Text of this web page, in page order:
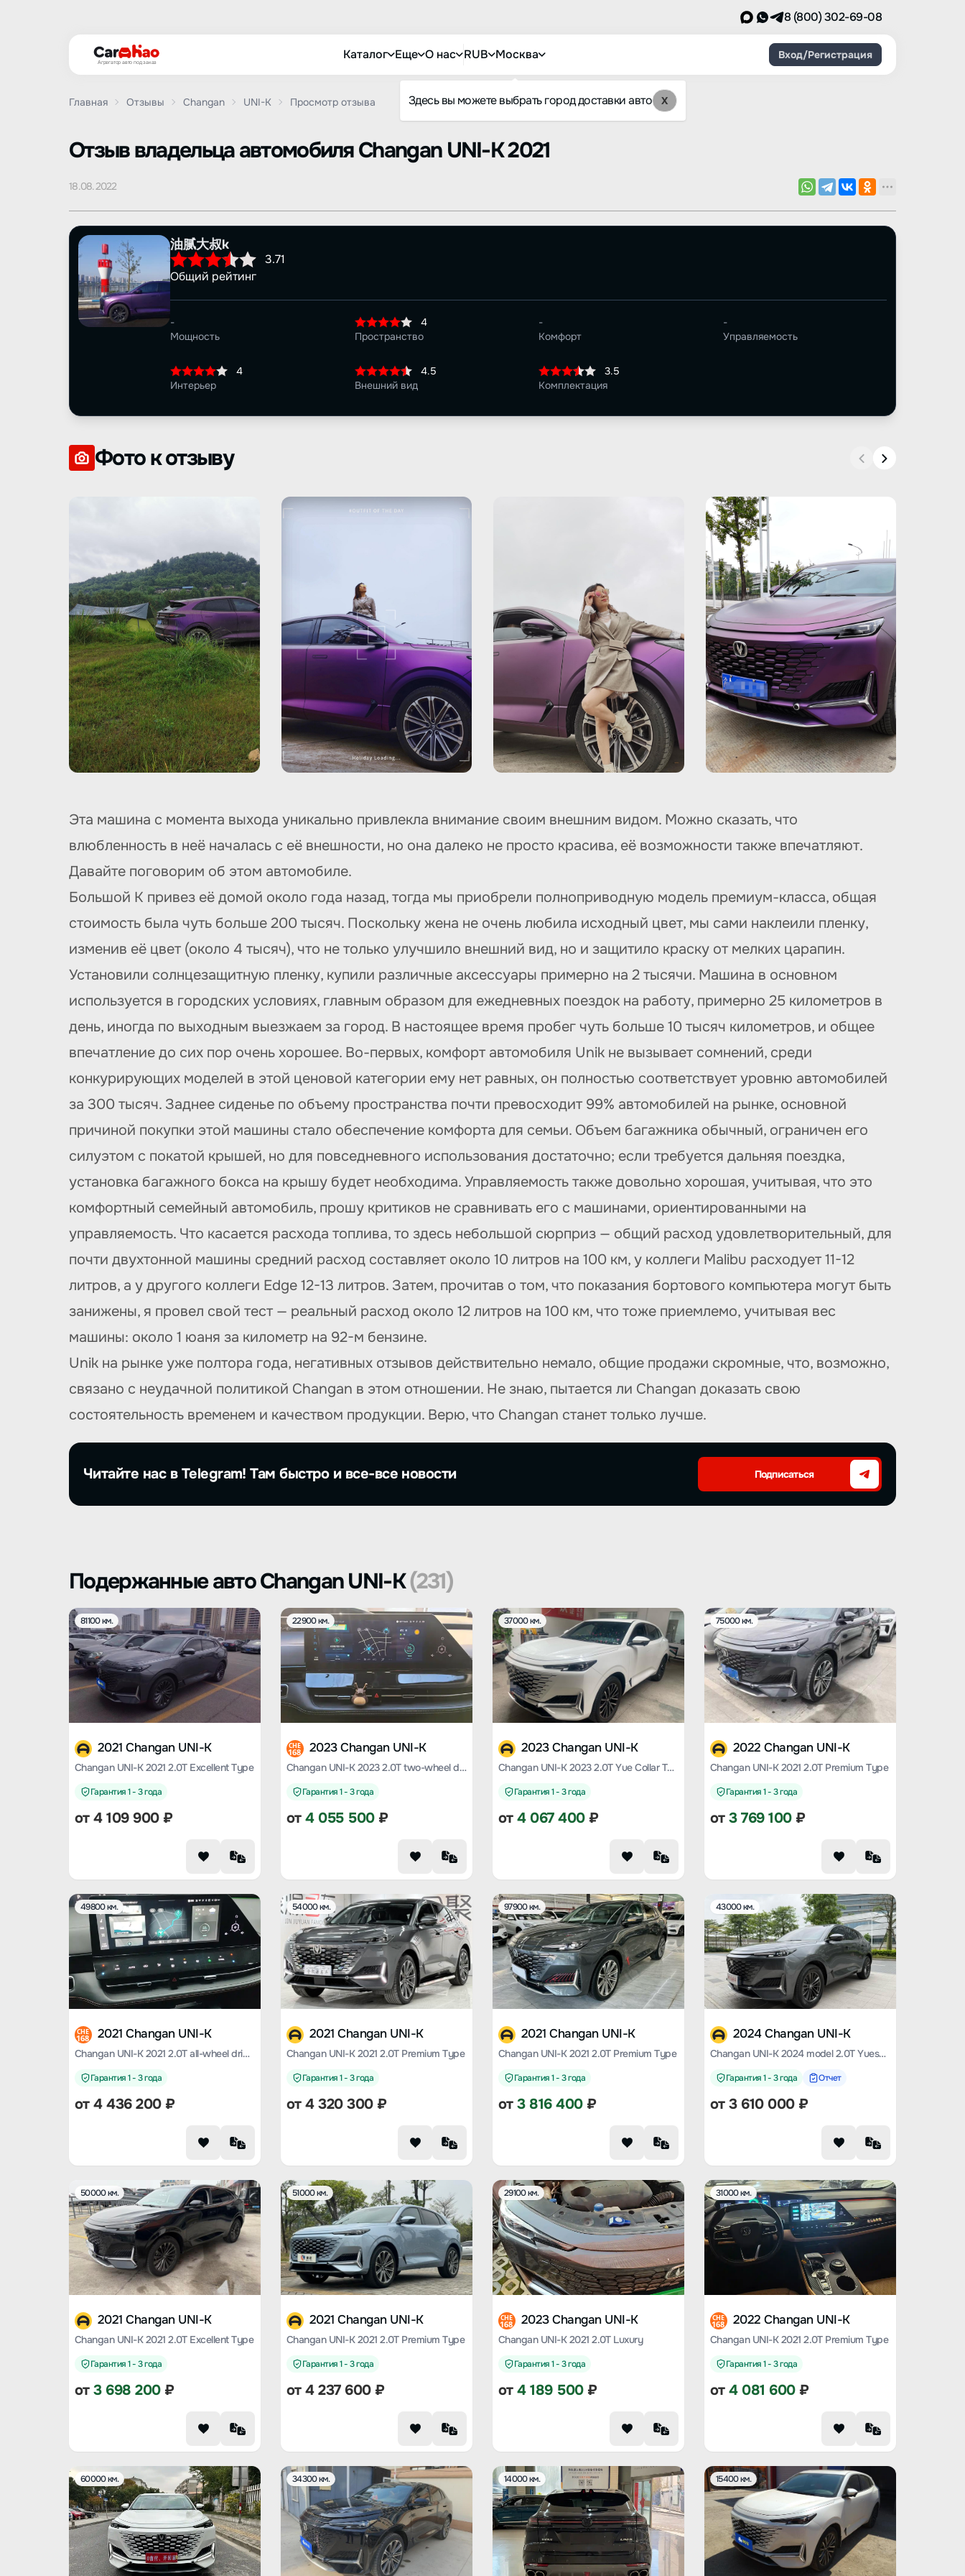
8 (800) 302-69-08
Агрегатор авто под заказ
Каталог Еще О нас RUB Москва
Здесь вы можете выбрать город доставки авто X
Вход/Регистрация
Главная Отзывы Changan UNI-K Просмотр отзыва
Oтзыв владельца автомобиляChangan UNI-K 2021
18.08.2022
油腻大叔k
3.71
Общий рейтинг
-
Мощность
4
Пространство
-
Комфорт
-
Управляемость
4
Интерьер
4.5
Внешний вид
3.5
Комплектация
Фото к отзыву
Эта машина с момента выхода уникально привлекла внимание своим внешним видом. Можно сказать, что
влюбленность в неё началась с её внешности, но она далеко не просто красива, её возможности также впечатляют.
Давайте поговорим об этом автомобиле.
Большой К привез её домой около года назад, тогда мы приобрели полноприводную модель премиум-класса, общая
стоимость была чуть больше 200 тысяч. Поскольку жена не очень любила исходный цвет, мы сами наклеили пленку,
изменив её цвет (около 4 тысяч), что не только улучшило внешний вид, но и защитило краску от мелких царапин.
Установили солнцезащитную пленку, купили различные аксессуары примерно на 2 тысячи. Машина в основном
используется в городских условиях, главным образом для ежедневных поездок на работу, примерно 25 километров в
день, иногда по выходным выезжаем за город. В настоящее время пробег чуть больше 10 тысяч километров, и общее
впечатление до сих пор очень хорошее. Во-первых, комфорт автомобиля Unik не вызывает сомнений, среди
конкурирующих моделей в этой ценовой категории ему нет равных, он полностью соответствует уровню автомобилей
за 300 тысяч. Заднее сиденье по объему пространства почти превосходит 99% автомобилей на рынке, основной
причиной покупки этой машины стало обеспечение комфорта для семьи. Объем багажника обычный, ограничен его
силуэтом с покатой крышей, но для повседневного использования достаточно; если требуется дальняя поездка,
установка багажного бокса на крышу будет необходима. Управляемость также довольно хорошая, учитывая, что это
комфортный семейный автомобиль, прошу критиков не сравнивать его с машинами, ориентированными на
управляемость. Что касается расхода топлива, то здесь небольшой сюрприз — общий расход удовлетворительный, для
почти двухтонной машины средний расход составляет около 10 литров на 100 км, у коллеги Malibu расходует 11-12
литров, а у другого коллеги Edge 12-13 литров. Затем, прочитав о том, что показания бортового компьютера могут быть
занижены, я провел свой тест — реальный расход около 12 литров на 100 км, что тоже приемлемо, учитывая вес
машины: около 1 юаня за километр на 92-м бензине.
Unik на рынке уже полтора года, негативных отзывов действительно немало, общие продажи скромные, что, возможно,
связано с неудачной политикой Changan в этом отношении. Не знаю, пытается ли Changan доказать свою
состоятельность временем и качеством продукции. Верю, что Changan станет только лучше.
Читайте нас в Telegram! Там быстро и все-все новости Подписаться
Подержанные авто Changan UNI-K(231)
81100 км.
2021 Changan UNI-K
Changan UNI-K 2021 2.0T Excellent Type
Гарантия 1 - 3 года
от4 109 900₽
22900 км.
CHE
168 2023 Changan UNI-K
Changan UNI-K 2023 2.0T two-wheel drive Yueshang type
Гарантия 1 - 3 года
от4 055 500₽
37000 км.
2023 Changan UNI-K
Changan UNI-K 2023 2.0T Yue Collar Type
Гарантия 1 - 3 года
от4 067 400₽
75000 км.
2022 Changan UNI-K
Changan UNI-K 2021 2.0T Premium Type
Гарантия 1 - 3 года
от3 769 100₽
49800 км.
CHE
168 2021 Changan UNI-K
Changan UNI-K 2021 2.0T all-wheel drive premium model
Гарантия 1 - 3 года
от4 436 200₽
54000 км.
2021 Changan UNI-K
Changan UNI-K 2021 2.0T Premium Type
Гарантия 1 - 3 года
от4 320 300₽
97900 км.
2021 Changan UNI-K
Changan UNI-K 2021 2.0T Premium Type
Гарантия 1 - 3 года
от3 816 400₽
43000 км.
2024 Changan UNI-K
Changan UNI-K 2024 model 2.0T Yueshang type
Гарантия 1 - 3 года Отчет
от3 610 000₽
50000 км.
2021 Changan UNI-K
Changan UNI-K 2021 2.0T Excellent Type
Гарантия 1 - 3 года
от3 698 200₽
51000 км.
2021 Changan UNI-K
Changan UNI-K 2021 2.0T Premium Type
Гарантия 1 - 3 года
от4 237 600₽
29100 км.
CHE
168 2023 Changan UNI-K
Changan UNI-K 2021 2.0T Luxury
Гарантия 1 - 3 года
от4 189 500₽
31000 км.
CHE
168 2022 Changan UNI-K
Changan UNI-K 2021 2.0T Premium Type
Гарантия 1 - 3 года
от4 081 600₽
60000 км. 34300 км. 14000 км. 15400 км.